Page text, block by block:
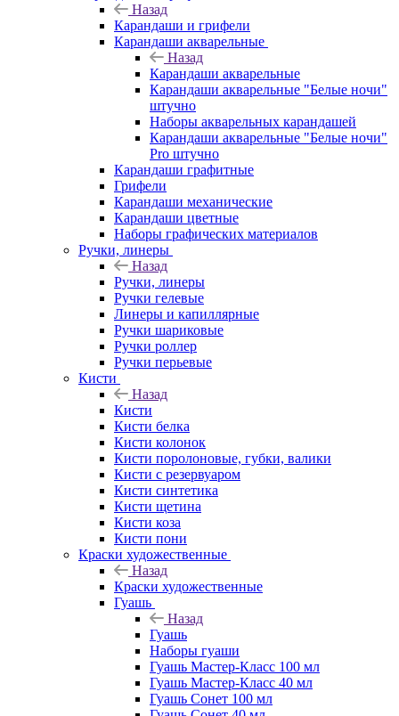
Назад
Карандаши и грифели
Карандаши акварельные
Назад
Карандаши акварельные
Карандаши акварельные "Белые ночи"
штучно
Наборы акварельных карандашей
Карандаши акварельные "Белые ночи"
Pro штучно
Карандаши графитные
Грифели
Карандаши механические
Карандаши цветные
Наборы графических материалов
Ручки, линеры
Назад
Ручки, линеры
Ручки гелевые
Линеры и капиллярные
Ручки шариковые
Ручки роллер
Ручки перьевые
Кисти
Назад
Кисти
Кисти белка
Кисти колонок
Кисти поролоновые, губки, валики
Кисти с резервуаром
Кисти синтетика
Кисти щетина
Кисти коза
Кисти пони
Краски художественные
Назад
Краски художественные
Гуашь
Назад
Гуашь
Наборы гуаши
Гуашь Мастер-Класс 100 мл
Гуашь Мастер-Класс 40 мл
Гуашь Сонет 100 мл